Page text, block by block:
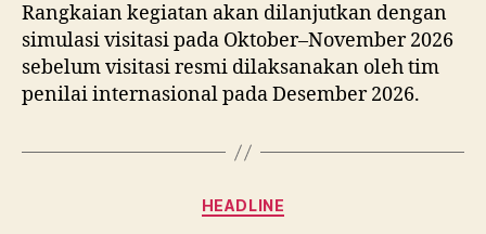
Rangkaian kegiatan akan dilanjutkan dengan
simulasi visitasi pada Oktober–November 2026
sebelum visitasi resmi dilaksanakan oleh tim
penilai internasional pada Desember 2026.
Categories
HEADLINE